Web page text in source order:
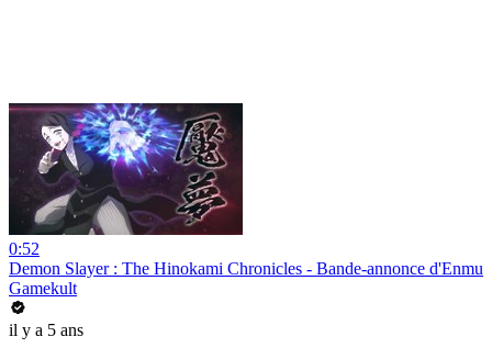
0:52
Demon Slayer : The Hinokami Chronicles - Bande-annonce d'Enmu
Gamekult
il y a 5 ans